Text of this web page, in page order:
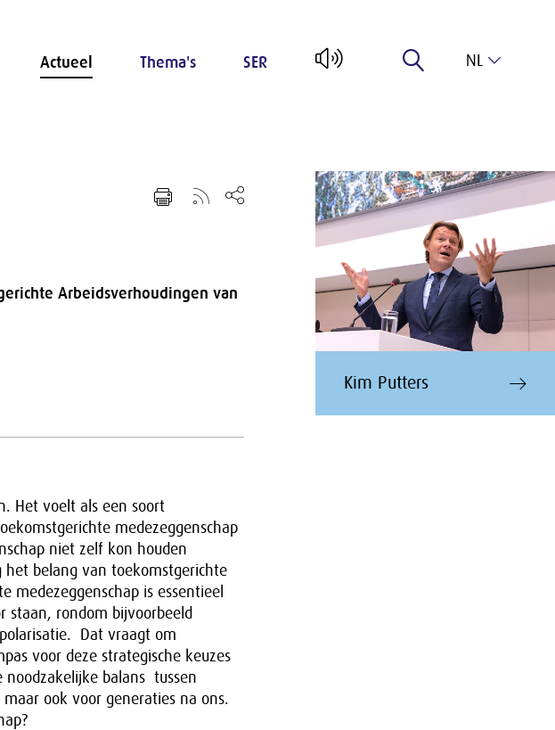
Actueel Thema's SER NL
Arbeidsverhoudingen van
Het voelt als een soort
medezeggenschap
niet zelf kon houden
belang van toekomstgerichte
medezeggenschap is essentieel
staan, rondom bijvoorbeeld
Dat vraagt om
voor deze strategische keuzes
balans tussen
ook voor generaties na ons.
Kim Putters